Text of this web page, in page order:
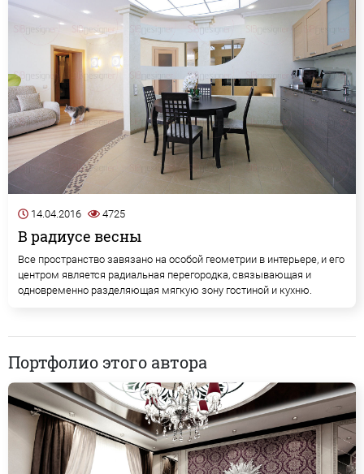
14.04.2016 4725
В радиусе весны
Все пространство завязано на особой геометрии в интерьере, и его
центром является радиальная перегородка, связывающая и
одновременно разделяющая мягкую зону гостиной и кухню.
Портфолио этого автора